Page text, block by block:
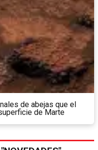
de abejas que el
de Marte